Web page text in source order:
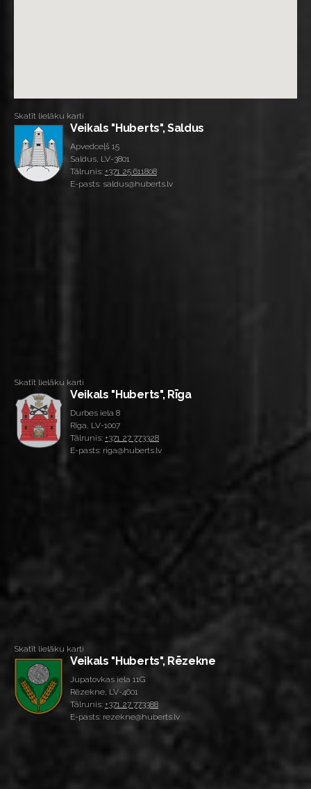
Skatīt lielāku karti
Veikals "Huberts", Saldus
Apvedceļš 15
Saldus, LV-3801
Tālrunis: +371 25 611808
E-pasts: saldus@huberts.lv
Skatīt lielāku karti
Veikals "Huberts", Rīga
Durbes iela 8
Rīga, LV-1007
Tālrunis: +371 27 773328
E-pasts: riga@huberts.lv
Skatīt lielāku karti
Veikals "Huberts", Rēzekne
Jupatovkas iela 11G
Rēzekne, LV-4601
Tālrunis: +371 27 773388
E-pasts: rezekne@huberts.lv